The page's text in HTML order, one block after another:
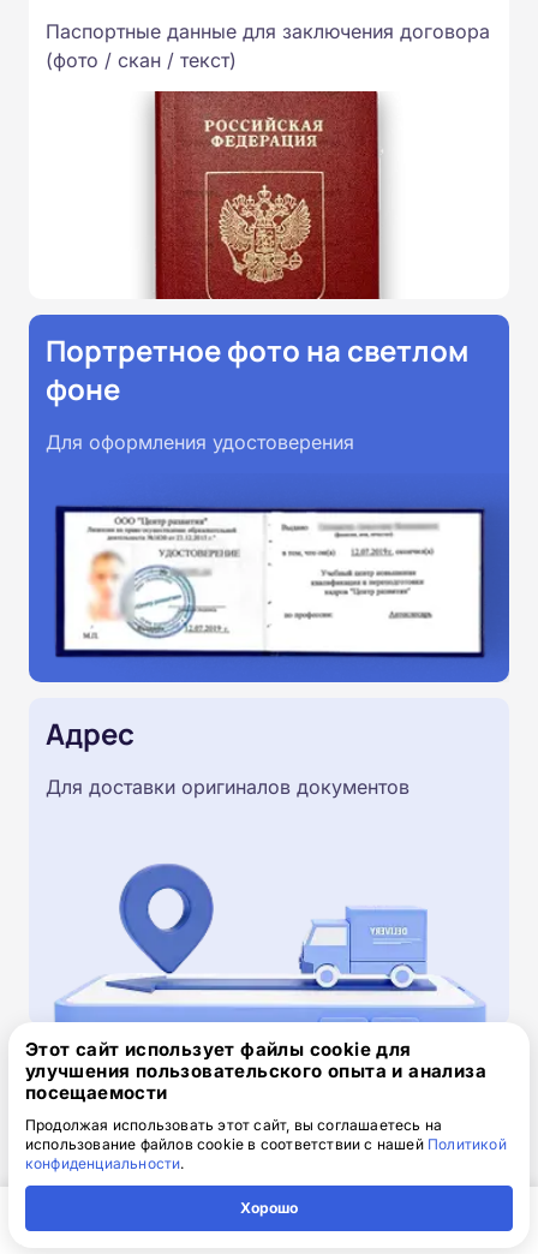
Паспортные данные для заключения договора
(фото / скан / текст)
Портретное фото на светлом
фоне
Для оформления удостоверения
Адрес
Для доставки оригиналов документов
Скачайте заявку на обучение
.doc, 32.52 Кб
Скачайте шаблон, заполните и отправьте по
Обязательно укажите контактный номер телефон.
Этот сайт использует файлы cookie для
улучшения пользовательского опыта и анализа
посещаемости
Продолжая использовать этот сайт, вы соглашаетесь на
использование файлов cookie в соответствии с нашей Политикой
конфиденциальности.
Хорошо